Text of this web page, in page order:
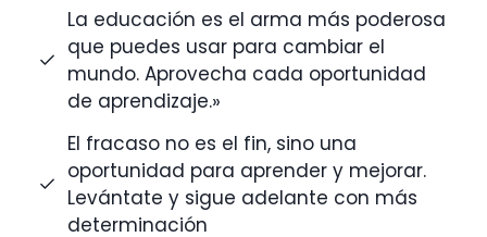
La educación es el arma más poderosa
que puedes usar para cambiar el
mundo. Aprovecha cada oportunidad
de aprendizaje.»
El fracaso no es el fin, sino una
oportunidad para aprender y mejorar.
Levántate y sigue adelante con más
determinación